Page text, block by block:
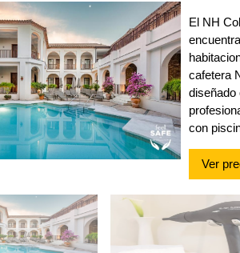
El NH
cafetera
diseñado
con
Ver